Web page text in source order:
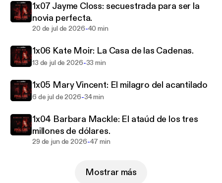
víctima deja de ser solo una víctima para recuperar
su propia voz.
Para fans del true crime narrativo, los casos reales,
los documentales criminales, las historias de
supervivientes y los relatos con tensión, contexto y
sensibilidad.
Final Girl propone una forma inédita de contar el
true crime: historias narradas desde quienes
sobrevivieron.
En lugar de sólo contar cómo ocurrió un crimen,
cuenta cómo alguien consiguió salir de él.
Cada episodio transforma una historia real de
1x07 Jayme Closs: secuestrada para ser la
novia perfecta.
20 de jul de 2026-40 min
1x06 Kate Moir: La Casa de las Cadenas.
13 de jul de 2026-33 min
1x05 Mary Vincent: El milagro del acantilado
6 de jul de 2026-34 min
1x04 Barbara Mackle: El ataúd de los tres
millones de dólares.
29 de jun de 2026-47 min
Mostrar más